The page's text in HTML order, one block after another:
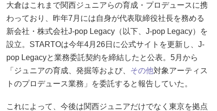
大倉はこれまで関西ジュニアらの育成・プロデュースに携
わっており、昨年7月には自身が代表取締役社長を務める
新会社・株式会社J-pop Legacy（以下、J-pop Legacy）を
設立。STARTOは今年4月26日に公式サイトを更新し、J-
pop Legacyと業務委託契約を締結したと公表。5月から
「ジュニアの育成、発掘等および、 その他対象アーティス
トのプロデュース業務」を委託すると報告していた。
これによって、今後は関西ジュニアだけでなく東京を拠点